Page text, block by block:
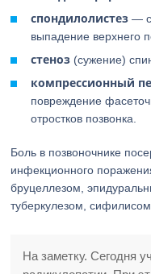
спондилолистез —
выпадение верхнего
стеноз (сужение)
компрессионный
повреждение
отростков позвонка.
Боль в позвоночнике
инфекционного
бруцеллезом,
туберкулезом, сифилисом.
На заметку. Сегодня